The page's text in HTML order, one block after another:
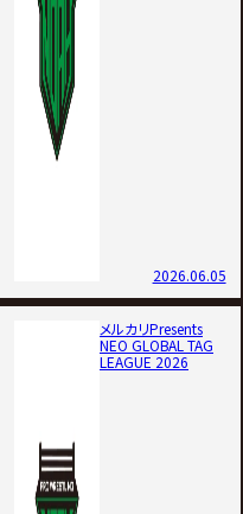
2026.06.05
メルカリPresents
NEO GLOBAL TAG
LEAGUE 2026